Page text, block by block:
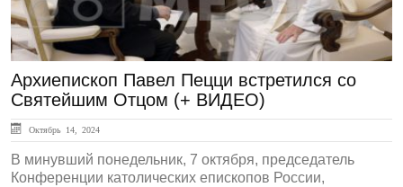
Архиепископ Павел Пецци встретился со
Святейшим Отцом (+ ВИДЕО)
Октябрь 14, 2024
В минувший понедельник, 7 октября, председатель
Конференции католических епископов России,